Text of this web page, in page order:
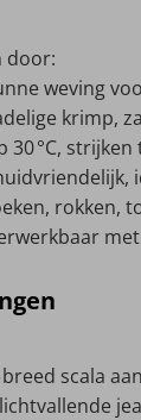
door:
weving
krimp,
30 °C,
rokken,
scala